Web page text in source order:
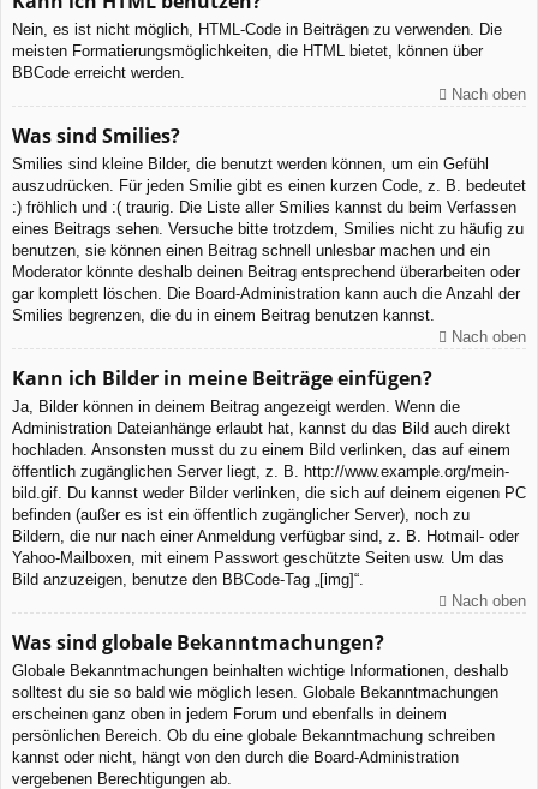
Nein, es ist nicht möglich, HTML-Code in Beiträgen zu verwenden. Die
meisten Formatierungsmöglichkeiten, die HTML bietet, können über
BBCode erreicht werden.
Nach oben
Was sind Smilies?
Smilies sind kleine Bilder, die benutzt werden können, um ein Gefühl
auszudrücken. Für jeden Smilie gibt es einen kurzen Code, z. B. bedeutet
:) fröhlich und :( traurig. Die Liste aller Smilies kannst du beim Verfassen
eines Beitrags sehen. Versuche bitte trotzdem, Smilies nicht zu häufig zu
benutzen, sie können einen Beitrag schnell unlesbar machen und ein
Moderator könnte deshalb deinen Beitrag entsprechend überarbeiten oder
gar komplett löschen. Die Board-Administration kann auch die Anzahl der
Smilies begrenzen, die du in einem Beitrag benutzen kannst.
Nach oben
Kann ich Bilder in meine Beiträge einfügen?
Ja, Bilder können in deinem Beitrag angezeigt werden. Wenn die
Administration Dateianhänge erlaubt hat, kannst du das Bild auch direkt
hochladen. Ansonsten musst du zu einem Bild verlinken, das auf einem
öffentlich zugänglichen Server liegt, z. B. http://www.example.org/mein-
bild.gif. Du kannst weder Bilder verlinken, die sich auf deinem eigenen PC
befinden (außer es ist ein öffentlich zugänglicher Server), noch zu
Bildern, die nur nach einer Anmeldung verfügbar sind, z. B. Hotmail- oder
Yahoo-Mailboxen, mit einem Passwort geschützte Seiten usw. Um das
Bild anzuzeigen, benutze den BBCode-Tag „[img]“.
Nach oben
Was sind globale Bekanntmachungen?
Globale Bekanntmachungen beinhalten wichtige Informationen, deshalb
solltest du sie so bald wie möglich lesen. Globale Bekanntmachungen
erscheinen ganz oben in jedem Forum und ebenfalls in deinem
persönlichen Bereich. Ob du eine globale Bekanntmachung schreiben
kannst oder nicht, hängt von den durch die Board-Administration
vergebenen Berechtigungen ab.